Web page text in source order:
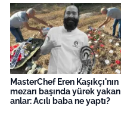
MasterChef Eren Kaşıkçı'nın
mezarı başında yürek yakan
anlar: Acılı baba ne yaptı?